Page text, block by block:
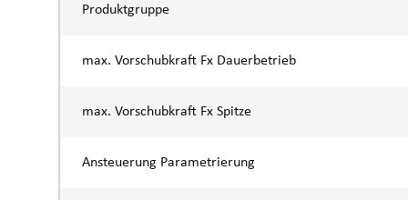
Produktgruppe
max. Vorschubkraft Fx Dauerbetrieb
max. Vorschubkraft Fx Spitze
Ansteuerung Parametrierung